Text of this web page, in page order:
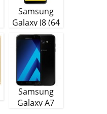
Samsung
Galaxy J8 (64
GB)
Samsung
Galaxy A7